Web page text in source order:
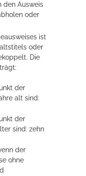
den Ausweis
oder
ist
oder
Die
der
alt sind:
der
sind: zehn
der
ohne